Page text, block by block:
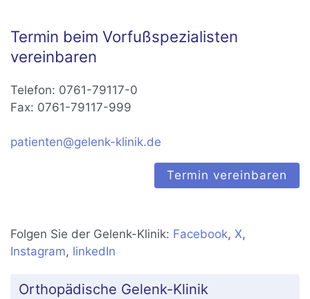
Termin beim Vorfußspezialisten
vereinbaren
Telefon: 0761-79117-0
Fax: 0761-79117-999
patienten@gelenk-klinik.de
Termin vereinbaren
Folgen Sie der Gelenk-Klinik: Facebook,X,
Instagram, linkedIn
Orthopädische Gelenk-Klinik